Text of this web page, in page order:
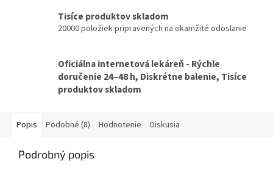
Tisíce produktov skladom
20000 položiek pripravených na okamžité odoslanie
Oficiálna internetová lekáreň - Rýchle
doručenie 24–48 h, Diskrétne balenie, Tisíce
produktov skladom
Popis Podobné (8) Hodnotenie Diskusia
Podrobný popis